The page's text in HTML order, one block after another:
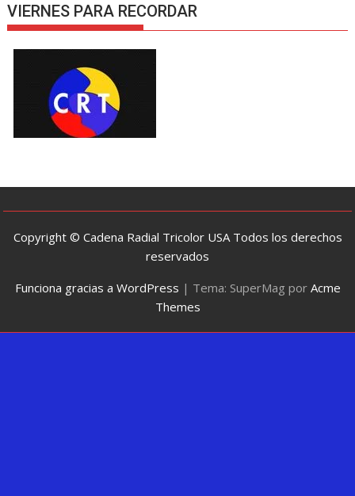
VIERNES PARA RECORDAR
Copyright © Cadena Radial Tricolor USA Todos los derechos
reservados
Funciona gracias a WordPress | Tema: SuperMag por Acme
Themes